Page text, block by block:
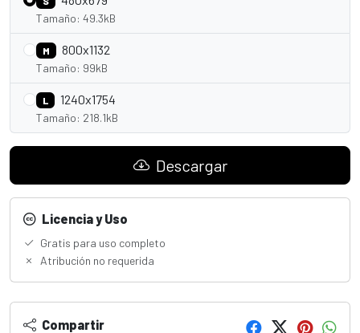
Tamaño: 49.3kB
M 800x1132
Tamaño: 99kB
L 1240x1754
Tamaño: 218.1kB
Descargar
Licencia y Uso
Gratis para uso completo
Atribución no requerida
Compartir